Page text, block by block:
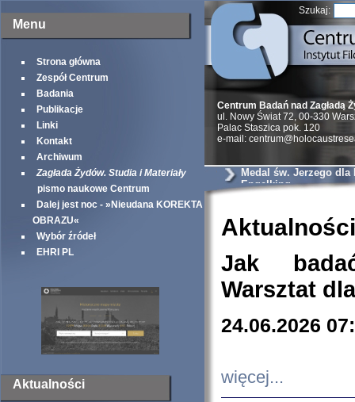
Menu
Strona główna
Zespół Centrum
Badania
Publikacje
Linki
Kontakt
Archiwum
Zagłada Żydów. Studia i Materiały
pismo naukowe Centrum
Dalej jest noc - »Nieudana KOREKTA
OBRAZU«
Wybór źródeł
EHRI PL
Aktualności
Szukaj:
Centrum Badań nad Zagładą
ul. Nowy Świat 72, 00-330
Palac Staszica pok. 120
e-mail:
Medal św. Jerzego dla
Engelking
Aktualności
Jak
Warsztat
24.06.2026
więcej...